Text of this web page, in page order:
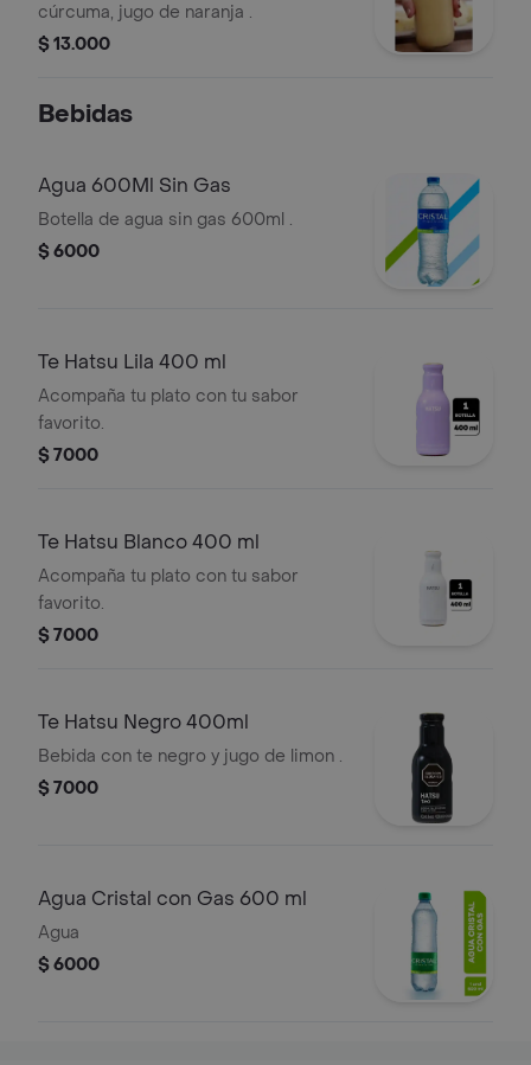
cúrcuma, jugo de naranja .
$ 13.000
Bebidas
Agua 600Ml Sin Gas
Botella de agua sin gas 600ml .
$ 6000
Te Hatsu Lila 400 ml
Acompaña tu plato con tu sabor
favorito.
$ 7000
Te Hatsu Blanco 400 ml
Acompaña tu plato con tu sabor
favorito.
$ 7000
Te Hatsu Negro 400ml
Bebida con te negro y jugo de limon .
$ 7000
Agua Cristal con Gas 600 ml
Agua
$ 6000